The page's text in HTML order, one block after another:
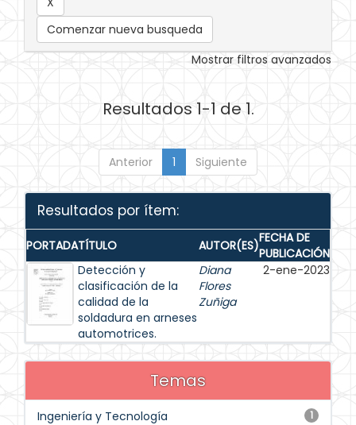
Comenzar nueva busqueda
Mostrar filtros avanzados
Resultados 1-1 de 1.
Anterior 1 Siguiente
Resultados por ítem:
PORTADATÍTULO AUTOR(ES)FECHA DE
PUBLICACIÓN
Detección y
clasificación de la
calidad de la
soldadura en arneses
automotrices.
Diana
Flores
Zuñiga
2-ene-2023
Temas
1
Ingeniería y Tecnología